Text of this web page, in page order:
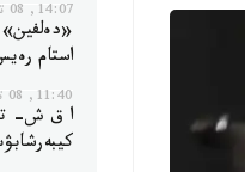
14:07, 08 تامىز 2026
استام
11:40, 08 تامىز 2026